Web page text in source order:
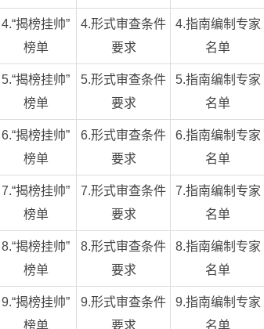
4.“揭榜挂帅”
榜单
4.形式审查条件
要求
4.指南编制专家
名单
5.“揭榜挂帅”
榜单
5.形式审查条件
要求
5.指南编制专家
名单
6.“揭榜挂帅”
榜单
6.形式审查条件
要求
6.指南编制专家
名单
7.“揭榜挂帅”
榜单
7.形式审查条件
要求
7.指南编制专家
名单
8.“揭榜挂帅”
榜单
8.形式审查条件
要求
8.指南编制专家
名单
9.“揭榜挂帅”
榜单
9.形式审查条件
要求
9.指南编制专家
名单